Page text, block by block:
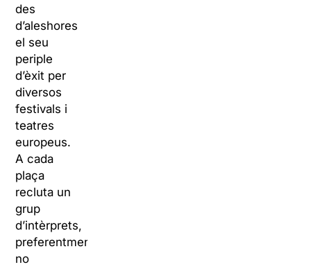
des
d’aleshores
el seu
periple
d’èxit per
diversos
festivals i
teatres
europeus.
A cada
plaça
recluta un
grup
d’intèrprets,
preferentment
no